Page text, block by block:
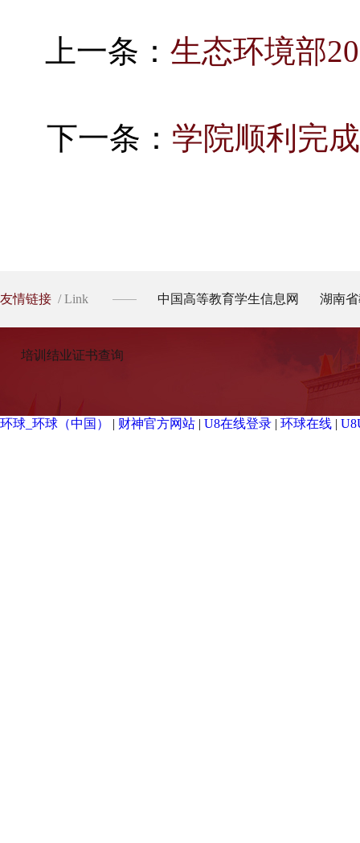
上一条： 生态环境部
下一条： 学院顺利完
友情链接 / Link 中国高等教育学生信息网 湖南
培训结业证书查询
环球_环球（中国） | 财神官方网站 | U8在线登录 | 环球在线 |